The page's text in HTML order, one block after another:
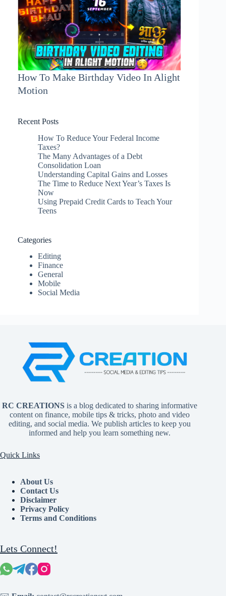
How To Make Birthday Video In Alight
Motion
Recent Posts
How To Reduce Your Federal Income
Taxes?
The Many Advantages of a Debt
Consolidation Loan
Understanding Capital Gains and Losses
The Time to Reduce Next Year’s Taxes Is
Now
Using Prepaid Credit Cards to Teach Your
Teens
Categories
Editing
Finance
General
Mobile
Social Media
RC CREATIONSis a blog dedicated to sharing informative
content on finance, mobile tips & tricks, photo and video
editing, and social media. We publish articles to keep you
informed and help you learn something new.
Quick Links
About Us
Contact Us
Disclaimer
Privacy Policy
Terms and Conditions
Lets Connect!